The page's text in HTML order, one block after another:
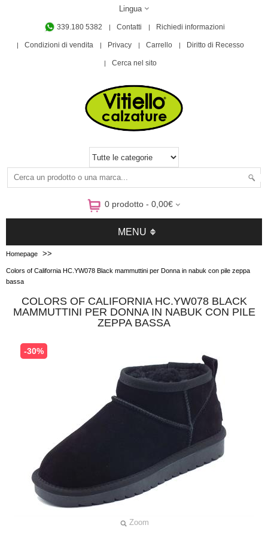
Lingua
339.180 5382 Contatti Richiedi informazioni
Condizioni di vendita Privacy Carrello Diritto di Recesso
Cerca nel sito
0 prodotto - 0,00€
MENU
Homepage >>
Colors of California HC.YW078 Black mammuttini per Donna in nabuk con pile zeppa
bassa
COLORS OF CALIFORNIA HC.YW078 BLACK
MAMMUTTINI PER DONNA IN NABUK CON PILE
ZEPPA BASSA
Zoom
-30%